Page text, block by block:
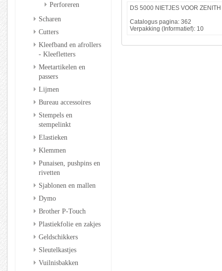
Perforeren
Scharen
Cutters
Kleefband en afrollers
- Kleefletters
Meetartikelen en
passers
Lijmen
Bureau accessoires
Stempels en
stempelinkt
Elastieken
Klemmen
Punaisen, pushpins en
rivetten
Sjablonen en mallen
Dymo
Brother P-Touch
Plastiekfolie en zakjes
Geldschikkers
Sleutelkastjes
Vuilnisbakken
DS 5000 NIETJES VOOR
Catalogus pagina: 362
Verpakking (Informatief): 10